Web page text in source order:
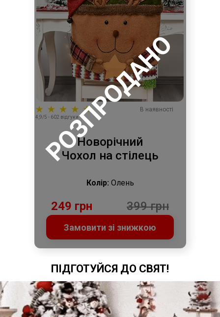
Замовити зі знижкою
В наявності
4,9/5 - 602 відгуки
Новорічний
Чохол на стілець
249 грн 399 грн
Колір: Олень
РОЗПРОДАНО
ПІДГОТУЙСЯ ДО СВЯТ!